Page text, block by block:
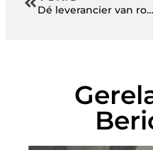
Dé leverancier van rookaroma en rookgeneratoren